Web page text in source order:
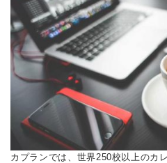
カプランでは、世界250校以上のカ